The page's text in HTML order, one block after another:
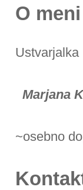
O meni
Ustvarjalka
Marjana
~osebno